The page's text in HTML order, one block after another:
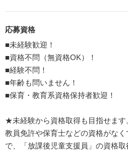
応募資格
■未経験歓迎！
■資格不問（無資格OK）！
■経験不問！
■年齢も問いません！
■保育・教育系資格保持者歓迎！
★未経験から資格取得も目指せます
教員免許や保育士などの資格がな
で、「放課後児童支援員」の資格取